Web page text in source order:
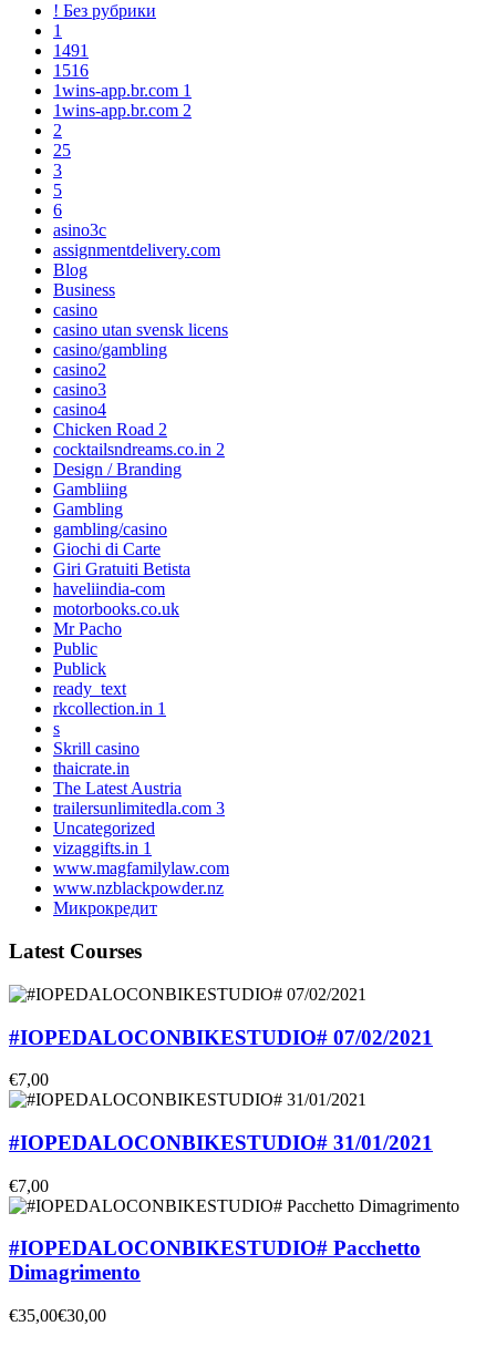
! Без рубрики
1
1491
1516
1wins-app.br.com 1
1wins-app.br.com 2
2
25
3
5
6
asino3c
assignmentdelivery.com
Blog
Business
casino
casino utan svensk licens
casino/gambling
casino2
casino3
casino4
Chicken Road 2
cocktailsndreams.co.in 2
Design / Branding
Gambliing
Gambling
gambling/casino
Giochi di Carte
Giri Gratuiti Betista
haveliindia-com
motorbooks.co.uk
Mr Pacho
Public
Publick
ready_text
rkcollection.in 1
s
Skrill casino
thaicrate.in
The Latest Austria
trailersunlimitedla.com 3
Uncategorized
vizaggifts.in 1
www.magfamilylaw.com
www.nzblackpowder.nz
Микрокредит
Latest Courses
#IOPEDALOCONBIKESTUDIO# 07/02/2021
€7,00
#IOPEDALOCONBIKESTUDIO# 31/01/2021
€7,00
#IOPEDALOCONBIKESTUDIO# Pacchetto
Dimagrimento
€35,00€30,00